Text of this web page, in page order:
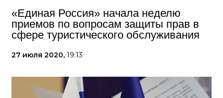
«Единая Россия» начала неделю
приемов по вопросам защиты прав в
сфере туристического обслуживания
27 июля 2020, 19:13